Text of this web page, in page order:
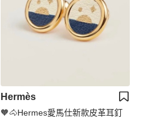
Hermès
🧡🐴Hermes愛馬仕新款皮革耳釘